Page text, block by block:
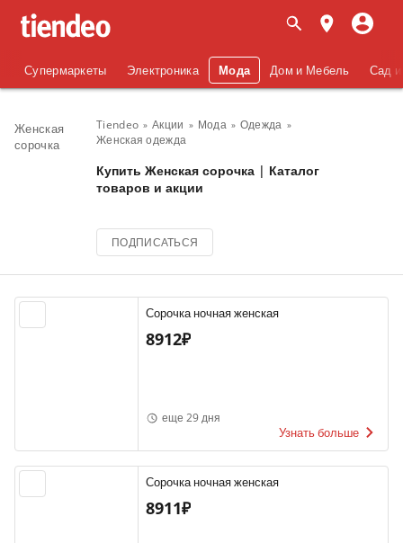
Супермаркеты Электроника Мода Дом и Мебель Сад
Женская
сорочка
Tiendeo Акции Мода
Одежда
Женская одежда
Купить Женская сорочка | Каталог
товаров и акции
ПОДПИСАТЬСЯ
Сорочка ночная женская
8912₽
еще 29 дня
Узнать больше
Сорочка ночная женская
8911₽